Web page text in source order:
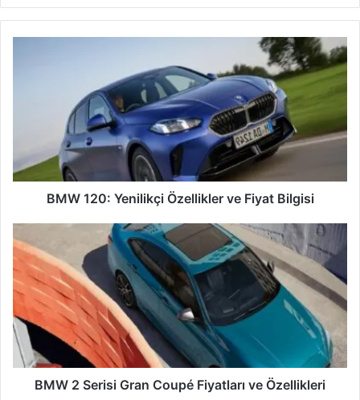
BMW 120: Yenilikçi Özellikler ve Fiyat Bilgisi
2
Serisi
Gran
Coupé
Fiyatları
ve
Özellikleri
BMW 2 Serisi Gran Coupé Fiyatları ve Özellikleri